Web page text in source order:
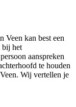
Veen kan best een
bij het
aanspreken
te houden
Wij vertellen je